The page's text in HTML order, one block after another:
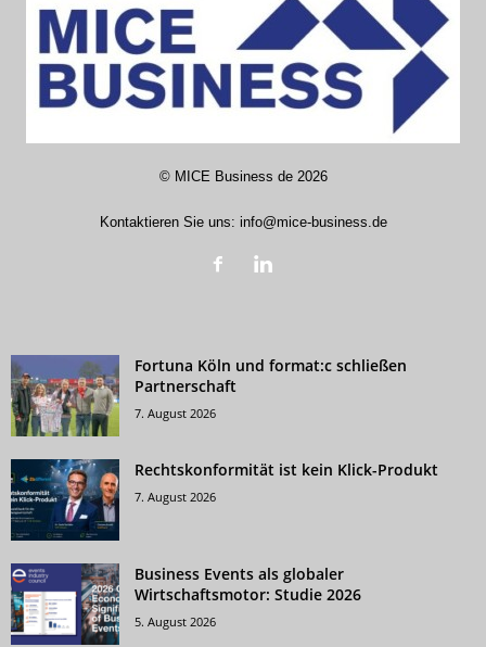
© MICE Business de2026
Kontaktieren Sie uns: info@mice-business.de
Fortuna Köln und format:c schließen
Partnerschaft
7. August 2026
Rechtskonformität ist kein Klick-Produkt
7. August 2026
Business Events als globaler
Wirtschaftsmotor: Studie 2026
5. August 2026